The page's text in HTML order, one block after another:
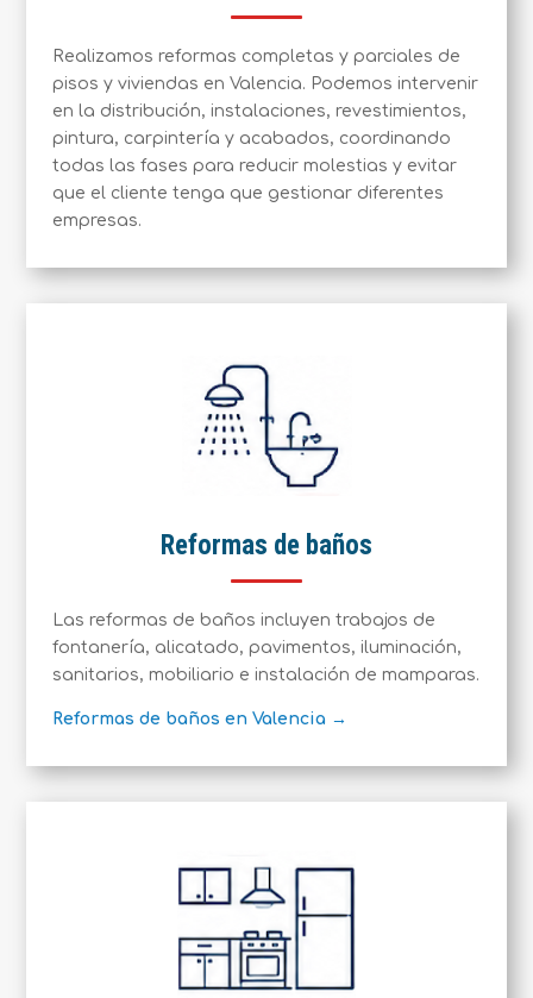
Realizamos reformas completas y parciales de
pisos y viviendas en Valencia. Podemos intervenir
en la distribución, instalaciones, revestimientos,
pintura, carpintería y acabados, coordinando
todas las fases para reducir molestias y evitar
que el cliente tenga que gestionar diferentes
empresas.
Reformas de baños
Las reformas de baños incluyen trabajos de
fontanería, alicatado, pavimentos, iluminación,
sanitarios, mobiliario e instalación de mamparas.
Reformas de baños en Valencia →